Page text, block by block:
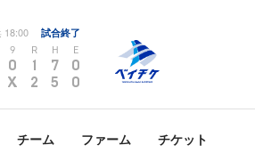
18:00 試合終了
9 R H E
0 1 7 0
X 2 5 0
チーム ファーム チケット